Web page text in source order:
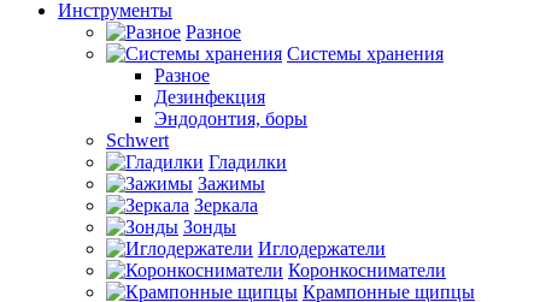
Инструменты
Разное
Системы хранения
Разное
Дезинфекция
Эндодонтия, боры
Schwert
Гладилки
Зажимы
Зеркала
Зонды
Иглодержатели
Коронкосниматели
Крампонные щипцы